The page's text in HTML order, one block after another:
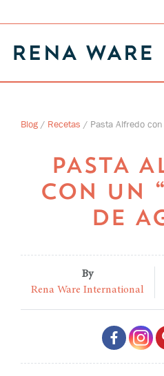
Blog / Recetas / Pasta Alfredo
PASTA
CON UN
DE
By
Rena Ware International